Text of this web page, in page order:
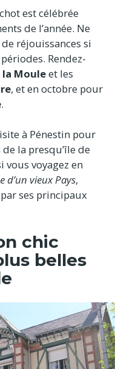
est célébrée
de l’année. Ne
réjouissances si
Rendez-
la Mouleet les
, et en octobre pour
.
à Pénestin pour
la presqu’île de
vous voyagez en
d’un vieux Pays,
ses principaux
chic
belles